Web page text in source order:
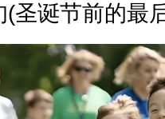
圣诞节前的最